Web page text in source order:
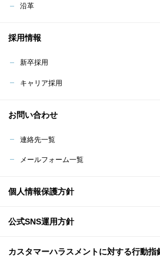
沿革
採用情報
新卒採用
キャリア採用
お問い合わせ
連絡先一覧
メールフォーム一覧
個人情報保護方針
公式SNS運用方針
カスタマーハラスメントに対する行動指